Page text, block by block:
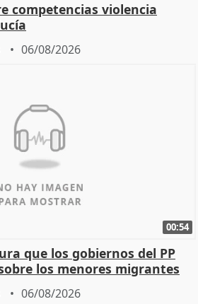
competencias violencia
06/08/2026
00:54
que los gobiernos del PP
los menores migrantes
06/08/2026